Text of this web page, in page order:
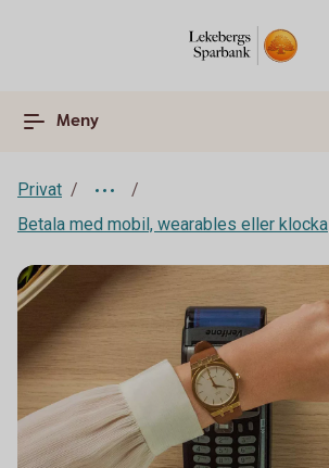
Meny
Privat
Betala med mobil, wearables eller klocka